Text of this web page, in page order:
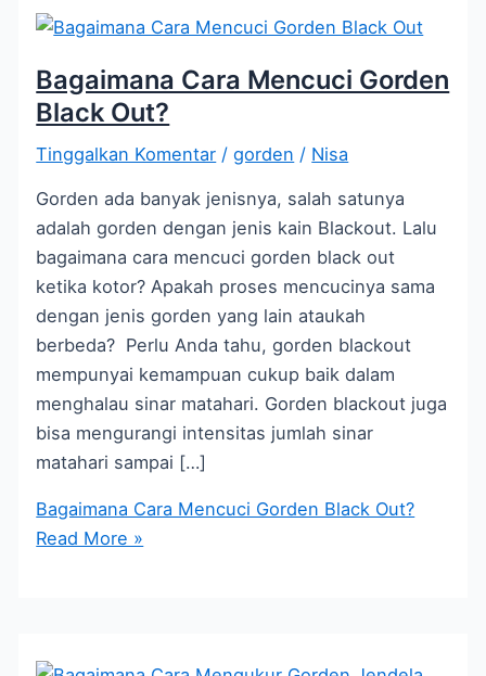
Bagaimana Cara Mencuci Gorden
Black Out?
Tinggalkan Komentar /gorden / Nisa
Gorden ada banyak jenisnya, salah satunya
adalah gorden dengan jenis kain Blackout. Lalu
bagaimana cara mencuci gorden black out
ketika kotor? Apakah proses mencucinya sama
dengan jenis gorden yang lain ataukah
berbeda? Perlu Anda tahu, gorden blackout
mempunyai kemampuan cukup baik dalam
menghalau sinar matahari. Gorden blackout juga
bisa mengurangi intensitas jumlah sinar
matahari sampai […]
Bagaimana Cara Mencuci Gorden Black Out?
Read More »